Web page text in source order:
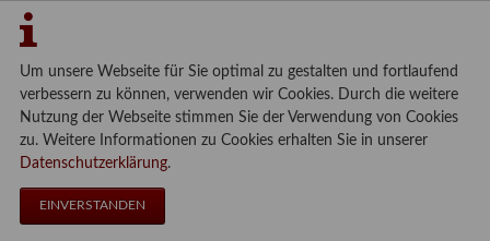
Um unsere Webseite für Sie optimal zu gestalten und fortlaufend
verbessern zu können, verwenden wir Cookies. Durch die weitere
Nutzung der Webseite stimmen Sie der Verwendung von Cookies
zu. Weitere Informationen zu Cookies erhalten Sie in unserer
Datenschutzerklärung.
EINVERSTANDEN